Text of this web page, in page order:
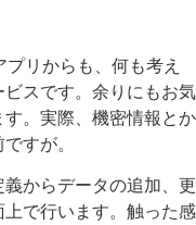
リからも、何も考え
スです。余りにもお気
。実際、機密情報とか
すが。
からデータの追加、更
で行います。触った感